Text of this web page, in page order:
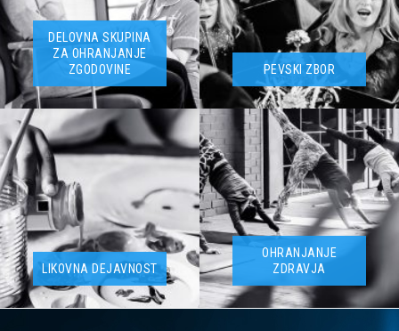
DELOVNA SKUPINA
ZA OHRANJANJE
ZGODOVINE
PEVSKI ZBOR
LIKOVNA DEJAVNOST
OHRANJANJE
ZDRAVJA